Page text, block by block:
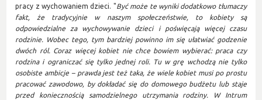
pracy z wychowaniem dzieci. "Być może te wyniki dodatkowo tłumaczy
fakt, że tradycyjnie w naszym społeczeństwie, tokobiety są
odpowiedzialne za wychowywanie dzieci
i poświęcają więcej czasu
rodzinie. Wobec tego, tym bardziej powinno im się ułatwiać godzenie
dwóch ról. Coraz więcej kobiet nie chce bowiem wybierać: praca czy
rodzina i ograniczać się tylko jednej roli. Tu w grę wchodzą nie tylko
osobiste ambicje – prawda jest też taka, że wiele kobiet musi po prostu
pracować zawodowo, by dokładać się do domowego budżetulub staje
przed koniecznością samodzielnego utrzymania rodziny. WIntrum